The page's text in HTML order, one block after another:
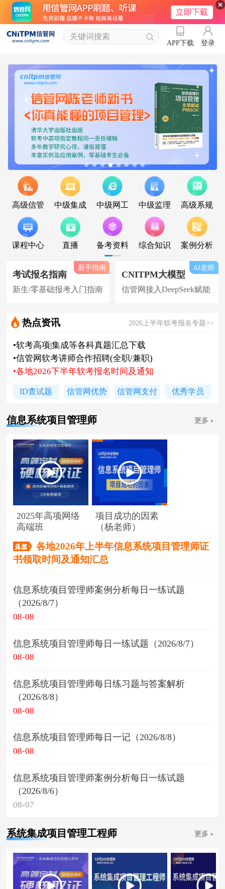
APP下载 登录
高级信管 中级集成 中级网工 中级监理 高级系规
课程中心 直播 备考资料 综合知识 案例分析
考试报名指南
新生/零基础报考入门指南
新手指南
CNITPM大模型
信管网接入DeepSeek赋能
AI老师
热点资讯 2026上半年软考报名专题>>
•软考高项|集成等各科真题汇总下载
•信管网软考讲师合作招聘(全职/兼职)
•各地2026下半年软考报名时间及通知
陈老师新书《你真能懂的项目管理》
•题库 [ 每日一练/章节题/原创精编题 ]
ID查试题 信管网优势 信管网支付 优秀学员
信息系统项目管理师 更多
2025年高项网络
高端班
项目成功的因素
（杨老师）
各地2026年上半年信息系统项目管理师证
书领取时间及通知汇总
信息系统项目管理师案例分析每日一练试题
（2026/8/7）
08-08
信息系统项目管理师每日一练试题（2026/8/7）
08-08
信息系统项目管理师每日练习题与答案解析
（2026/8/8）
08-08
信息系统项目管理师每日一记（2026/8/8）
08-08
信息系统项目管理师案例分析每日一练试题
（2026/8/6）
08-07
系统集成项目管理工程师 更多